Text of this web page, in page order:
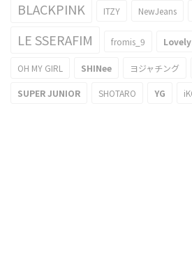
BLACKPINK ITZY NewJeans
LE SSERAFIM fromis_9
OH MY GIRL SHINee ヨジャチング
SUPER JUNIOR SHOTARO YG